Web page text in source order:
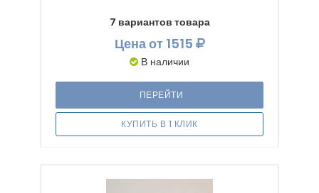
7 вариантов товара
Ценаот 1515
В наличии
ПЕРЕЙТИ
КУПИТЬ В 1 КЛИК